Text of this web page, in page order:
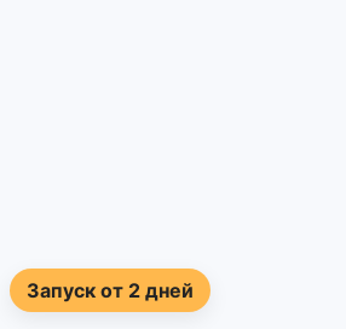
Запуск от 2 дней